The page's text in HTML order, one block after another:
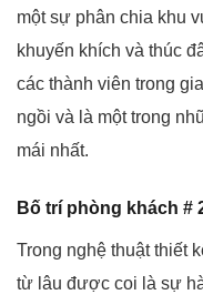
một sự phân chia khu
khuyến khích và thúc
các thành viên trong
ngồi và là một trong
mái nhất.
Bố trí phòng khách #
Trong nghệ thuật thiết
từ lâu được coi là sự